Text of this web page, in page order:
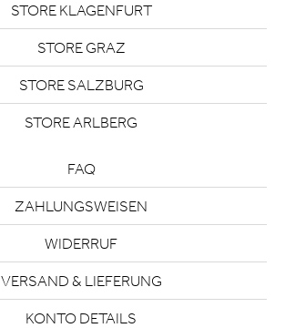
STORE KLAGENFURT
STORE GRAZ
STORE SALZBURG
STORE ARLBERG
FAQ
ZAHLUNGSWEISEN
WIDERRUF
VERSAND & LIEFERUNG
KONTO DETAILS